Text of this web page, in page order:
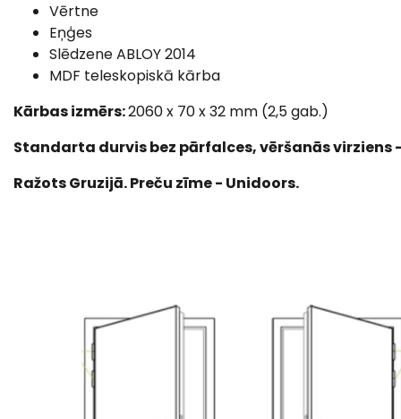
Vērtne
Eņģes
Slēdzene ABLOY 2014
MDF teleskopiskā kārba
Kārbas izmērs:2060 x 70 x 32 mm (2,5 gab.)
Standarta durvis bez pārfalces, vēršanās virziens
Ražots Gruzijā. Preču zīme - Unidoors.